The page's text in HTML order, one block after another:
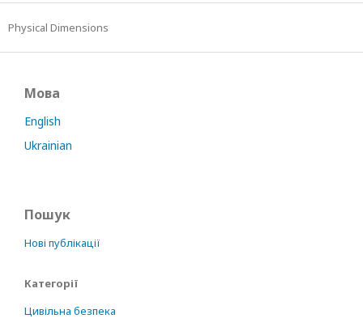
Physical Dimensions
Мова
English
Ukrainian
Пошук
Нові публікації
Категорії
Цивільна безпека